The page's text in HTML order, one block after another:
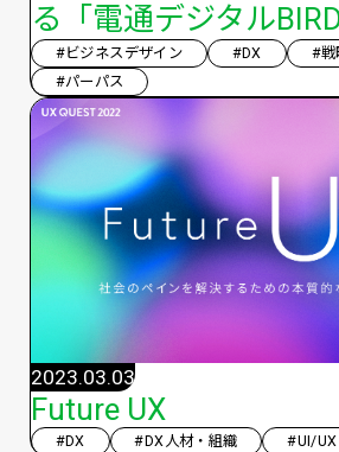
る「電通デジタルBIRD
#ビジネスデザイン #DX
#戦
#パーパス
Future UX
2023.03.03
#DX #DX人材・組織 #UI/UX